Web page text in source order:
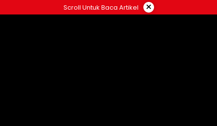
ke
Scroll Untuk Baca Artikel ×